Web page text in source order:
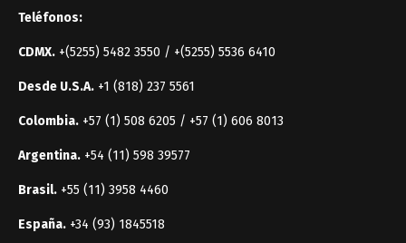
Teléfonos:
CDMX. +(5255) 5482 3550 / +(5255) 5536 6410
Desde U.S.A. +1 (818) 237 5561
Colombia. +57 (1) 508 6205 / +57 (1) 606 8013
Argentina. +54 (11) 598 39577
Brasil. +55 (11) 3958 4460
España. +34 (93) 1845518